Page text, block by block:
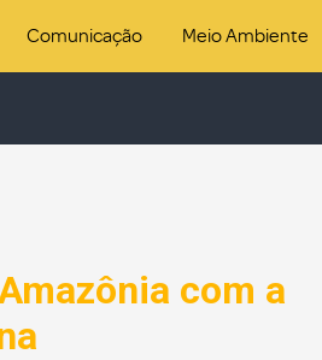
Comunicação Meio Ambiente
com a